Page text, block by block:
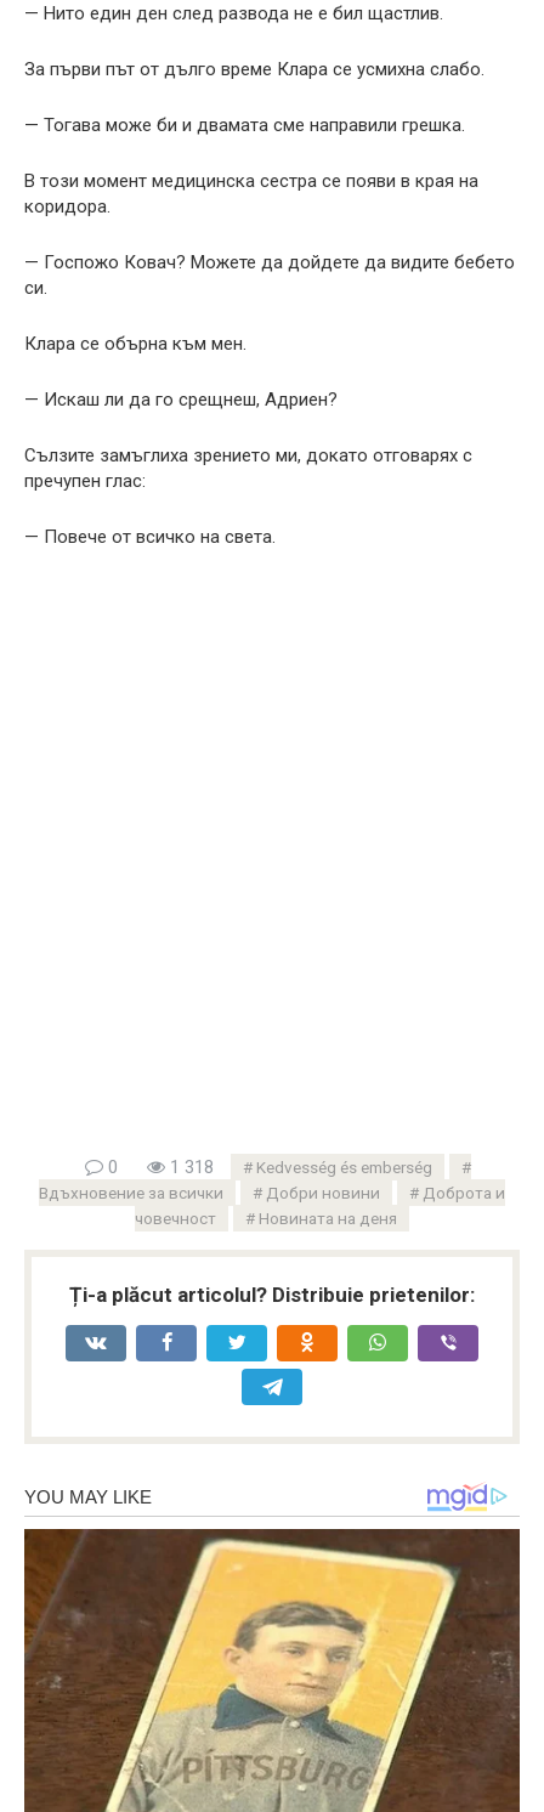
— Нито един ден след развода не е бил щастлив.
За първи път от дълго време Клара се усмихна слабо.
— Тогава може би и двамата сме направили грешка.
В този момент медицинска сестра се появи в края на
коридора.
— Госпожо Ковач? Можете да дойдете да видите бебето
си.
Клара се обърна към мен.
— Искаш ли да го срещнеш, Адриен?
Сълзите замъглиха зрението ми, докато отговарях с
пречупен глас:
— Повече от всичко на света.
0 1 318
Kedvesség és emberség
Вдъхновение за всички
Добри новини
Доброта и
човечност
Новината на деня
Ți-a plăcut articolul? Distribuie prietenilor: